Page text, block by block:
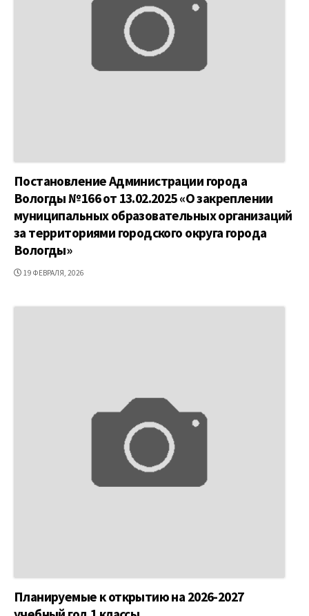
Постановление Администрации города
Вологды №166 от 13.02.2025 «О закреплении
муниципальных образовательных организаций
за территориями городского округа города
Вологды»
ДАТА
19 ФЕВРАЛЯ, 2026
Планируемые к открытию на 2026-2027